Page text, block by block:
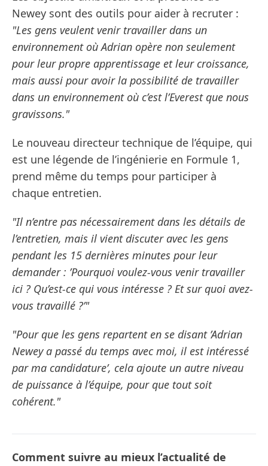
Newey sont des outils pour aider à recruter :
"Les gens veulent venir travailler dans un
environnement où Adrian opère non seulement
pour leur propre apprentissage et leur croissance,
mais aussi pour avoir la possibilité de travailler
dans un environnement où c’est l’Everest que nous
gravissons."
Le nouveau directeur technique de l’équipe, qui
est une légende de l’ingénierie en Formule 1,
prend même du temps pour participer à
chaque entretien.
"Il n’entre pas nécessairement dans les détails de
l’entretien, mais il vient discuter avec les gens
pendant les 15 dernières minutes pour leur
demander : ’Pourquoi voulez-vous venir travailler
ici ? Qu’est-ce qui vous intéresse ? Et sur quoi avez-
vous travaillé ?’"
"Pour que les gens repartent en se disant ’Adrian
Newey a passé du temps avec moi, il est intéressé
par ma candidature’, cela ajoute un autre niveau
de puissance à l’équipe, pour que tout soit
cohérent."
Comment suivre au mieux l’actualité de